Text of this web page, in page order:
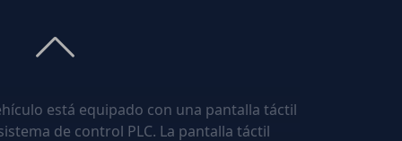
está equipado con una pantalla táctil